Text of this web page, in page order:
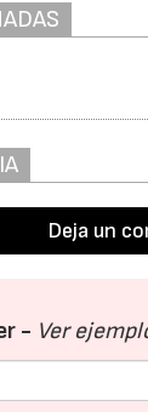
Deja un
- Ver